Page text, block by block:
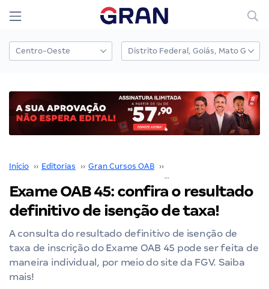
Início ›› Editorias ›› Gran Cursos OAB ››
Exame OAB 45: confira o resultado
definitivo de isenção de taxa!
A consulta do resultado definitivo de isenção de
taxa de inscrição do Exame OAB 45 pode ser feita de
maneira individual, por meio do site da FGV. Saiba
mais!